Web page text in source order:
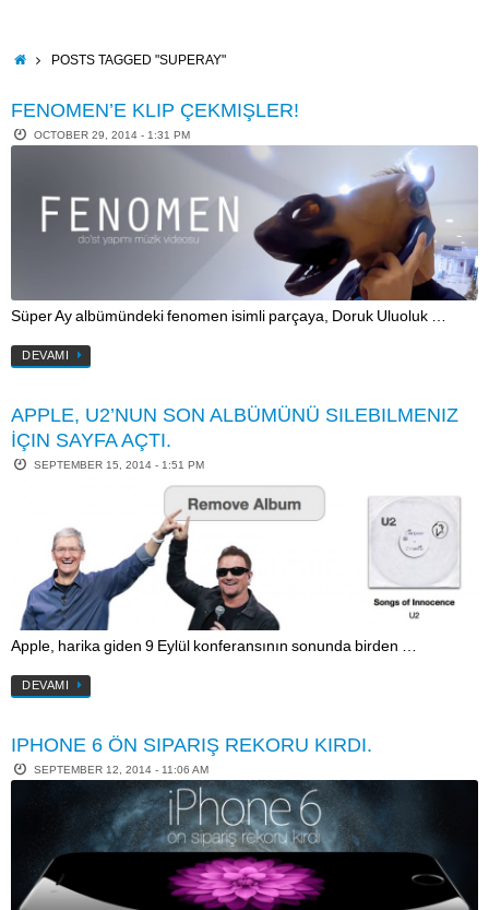
contentHOMEPOSTS TAGGED "SUPERAY"
FENOMEN’E KLIP ÇEKMIŞLER!
OCTOBER 29, 2014 - 1:31 PM
Süper Ay albümündeki fenomen isimli parçaya, Doruk Uluoluk …
DEVAMI
APPLE, U2’NUN SON ALBÜMÜNÜ SILEBILMENIZ
İÇIN SAYFA AÇTI.
SEPTEMBER 15, 2014 - 1:51 PM
Apple, harika giden 9 Eylül konferansının sonunda birden …
DEVAMI
IPHONE 6 ÖN SIPARIŞ REKORU KIRDI.
SEPTEMBER 12, 2014 - 11:06 AM